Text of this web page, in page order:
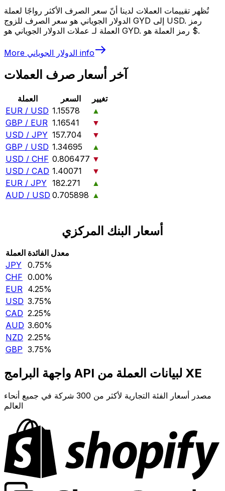
تُظهر تقييمات العملات لدينا أنّ سعر الصرف الأكثر رواجًا لعملة
الدولار الجوياني هو سعر الصرف للزوج GYD إلى USD. رمز
العملة لـ عملات الدولار الجوياني هو GYD. رمز العملة هو $.
More الدولار الجوياني info
آخر أسعار صرف العملات
العملة السعر
تغيير
EUR / USD 1.15578
▲
GBP / EUR 1.16541
▼
USD / JPY 157.704
▼
GBP / USD 1.34695
▲
USD / CHF 0.806477 ▼
USD / CAD 1.40071
▼
EUR / JPY 182.271
▲
AUD / USD 0.705898 ▲
أسعار البنك المركزي
العملة معدل الفائدة
JPY 0.75‎%‎
CHF 0.00‎%‎
EUR 4.25‎%‎
USD 3.75‎%‎
CAD 2.25‎%‎
AUD 3.60‎%‎
NZD 2.25‎%‎
GBP 3.75‎%‎
واجهة البرامج API لبيانات العملة من XE
مصدر أسعار الفئة التجارية لأكثر من 300 شركة في جميع أنحاء
العالم